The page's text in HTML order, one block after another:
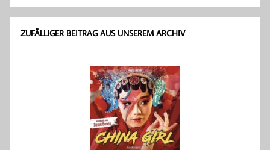
ZUFÄLLIGER BEITRAG AUS UNSEREM ARCHIV